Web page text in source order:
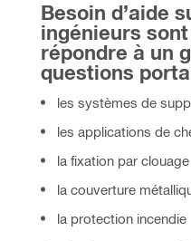
Besoin d’aide
ingénieurs
répondre à un
questions
les systèmes de
les applications de
la fixation par clouage
la couverture
la protection incendie